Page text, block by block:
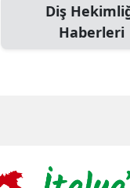
Diş
Haberleri